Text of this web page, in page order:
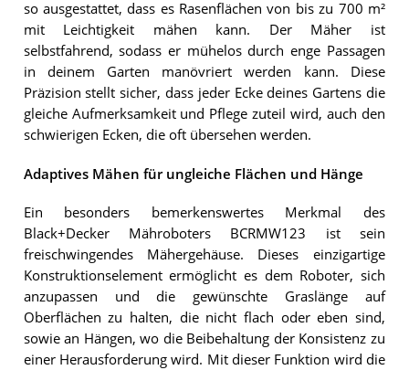
so ausgestattet, dass es Rasenflächen von bis zu 700 m²
mit Leichtigkeit mähen kann. Der Mäher ist
selbstfahrend, sodass er mühelos durch enge Passagen
in deinem Garten manövriert werden kann. Diese
Präzision stellt sicher, dass jeder Ecke deines Gartens die
gleiche Aufmerksamkeit und Pflege zuteil wird, auch den
schwierigen Ecken, die oft übersehen werden.
Adaptives Mähen für ungleiche Flächen und Hänge
Ein besonders bemerkenswertes Merkmal des
Black+Decker Mähroboters BCRMW123 ist sein
freischwingendes Mähergehäuse. Dieses einzigartige
Konstruktionselement ermöglicht es dem Roboter, sich
anzupassen und die gewünschte Graslänge auf
Oberflächen zu halten, die nicht flach oder eben sind,
sowie an Hängen, wo die Beibehaltung der Konsistenz zu
einer Herausforderung wird. Mit dieser Funktion wird die